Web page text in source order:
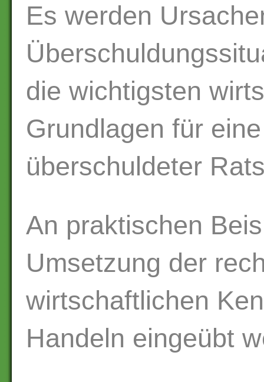
Es werden
die wichtigsten
Grundlagen für
überschuldeter
An praktischen
Umsetzung der
wirtschaftlichen
Handeln eingeübt